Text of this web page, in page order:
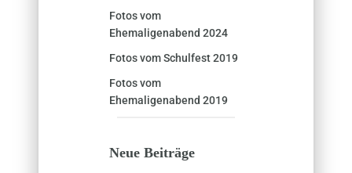
Fotos vom
Ehemaligenabend 2024
Fotos vom Schulfest 2019
Fotos vom
Ehemaligenabend 2019
Neue Beiträge